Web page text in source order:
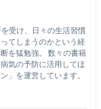
受け、日々の生活習慣
てしまうのかという経
を猛勉強。 数々の書籍
気の予防に活用してほ
」を運営しています。